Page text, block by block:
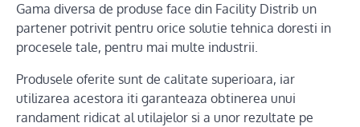
Gama diversa de produse face din Facility Distrib un
partener potrivit pentru orice solutie tehnica doresti in
procesele tale, pentru mai multe industrii.
Produsele oferite sunt de calitate superioara, iar
utilizarea acestora iti garanteaza obtinerea unui
randament ridicat al utilajelor si a unor rezultate pe